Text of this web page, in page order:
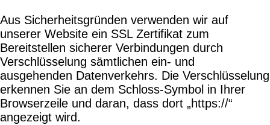
Aus Sicherheitsgründen verwenden wir auf
unserer Website ein SSL Zertifikat zum
Bereitstellen sicherer Verbindungen durch
Verschlüsselung sämtlichen ein- und
ausgehenden Datenverkehrs. Die Verschlüsselung
erkennen Sie an dem Schloss-Symbol in Ihrer
Browserzeile und daran, dass dort „https://“
angezeigt wird.